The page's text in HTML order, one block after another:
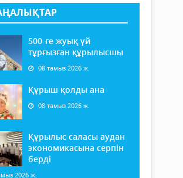
500-ге жуық үй
тұрғызған құрылысшы
08 тамыз 2026 ж.
Құрыш қолды ана
08 тамыз 2026 ж.
Құрылыс саласы аудан
экономикасына серпін
берді
2026 ж.